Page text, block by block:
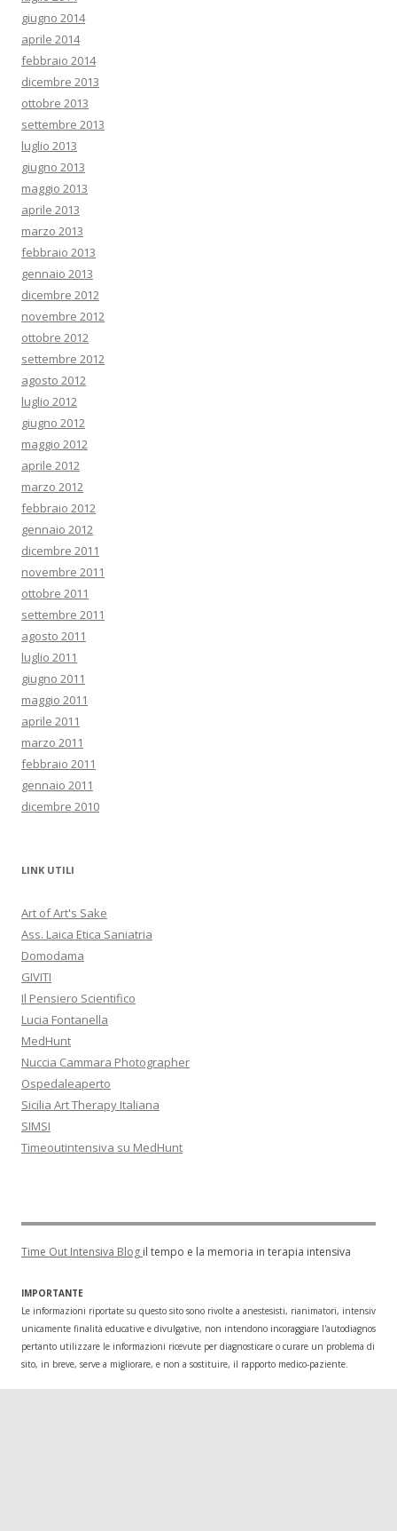
giugno 2014
aprile 2014
febbraio 2014
dicembre 2013
ottobre 2013
settembre 2013
luglio 2013
giugno 2013
maggio 2013
aprile 2013
marzo 2013
febbraio 2013
gennaio 2013
dicembre 2012
novembre 2012
ottobre 2012
settembre 2012
agosto 2012
luglio 2012
giugno 2012
maggio 2012
aprile 2012
marzo 2012
febbraio 2012
gennaio 2012
dicembre 2011
novembre 2011
ottobre 2011
settembre 2011
agosto 2011
luglio 2011
giugno 2011
maggio 2011
aprile 2011
marzo 2011
febbraio 2011
gennaio 2011
dicembre 2010
LINK UTILI
Art of Art's Sake
Ass. Laica Etica Saniatria
Domodama
GIVITI
Il Pensiero Scientifico
Lucia Fontanella
MedHunt
Nuccia Cammara Photographer
Ospedaleaperto
Sicilia Art Therapy Italiana
SIMSI
Timeoutintensiva su MedHunt
Time Out Intensiva Blog il tempo e la memoria in terapia intensiva
IMPORTANTE
Le informazioni riportate su questo sito sono rivolte a anestesisti, rianimatori,
unicamente finalità educative e divulgative, non intendono incoraggiare l'autodiagnosi o
pertanto utilizzare le informazioni ricevute per diagnosticare o curare un problema di
sito, in breve, serve a migliorare, e non a sostituire, il rapporto medico-paziente.